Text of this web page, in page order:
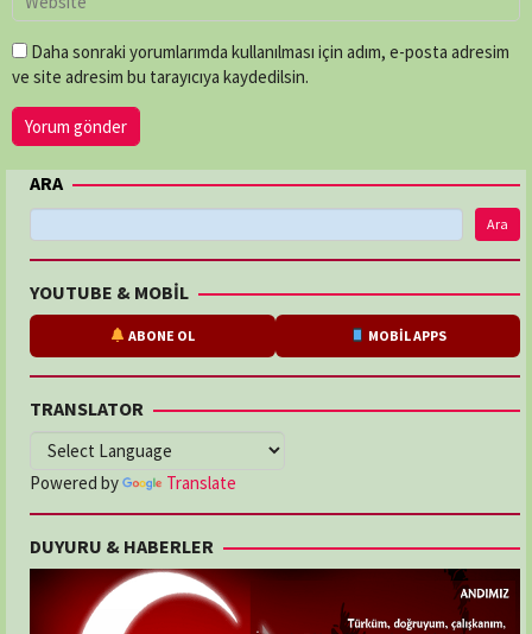
Shaun
Trevisick
Daha sonraki yorumlarımda kullanılması için adım, e-posta adresim
ve site adresim bu tarayıcıya kaydedilsin.
ARA
Ara
YOUTUBE & MOBİL
ABONE OL MOBİL APPS
TRANSLATOR
Powered by Translate
DUYURU & HABERLER